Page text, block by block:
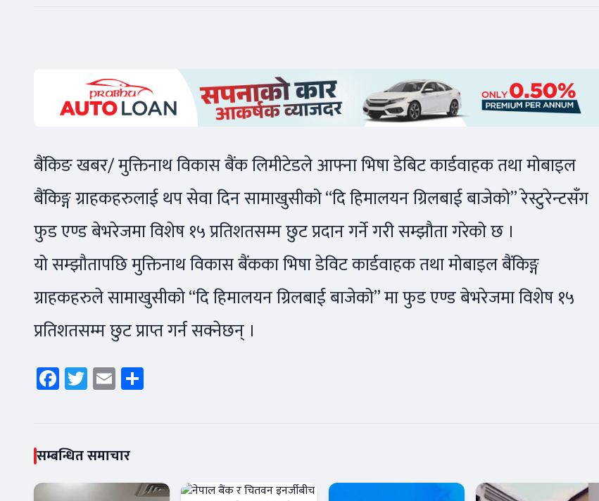
बैंकिङ खबर/ मुक्तिनाथ विकास बैंक लिमीटेडले आफ्ना भिषा डेबिट कार्डवाहक तथा मोबाइल
बैंकिङ्ग ग्राहकहरुलाई थप सेवा दिन सामाखुसीको “दि हिमालयन ग्रिलबाई बाजेको” रेस्टुरेन्टसँग
फुड एण्ड बेभरेजमा विशेष १५ प्रतिशतसम्म छुट प्रदान गर्ने गरी सम्झौता गरेको छ ।
यो सम्झौतापछि मुक्तिनाथ विकास बैंकका भिषा डेविट कार्डवाहक तथा मोबाइल बैंकिङ्ग
ग्राहकहरुले सामाखुसीको “दि हिमालयन ग्रिलबाई बाजेको” मा फुड एण्ड बेभरेजमा विशेष १५
प्रतिशतसम्म छुट प्राप्त गर्न सक्नेछन् ।
Facebook
Twitter
Email
सम्बन्धित समाचार